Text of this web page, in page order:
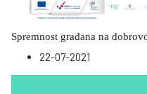
Spremnost građana na
22-07-2021